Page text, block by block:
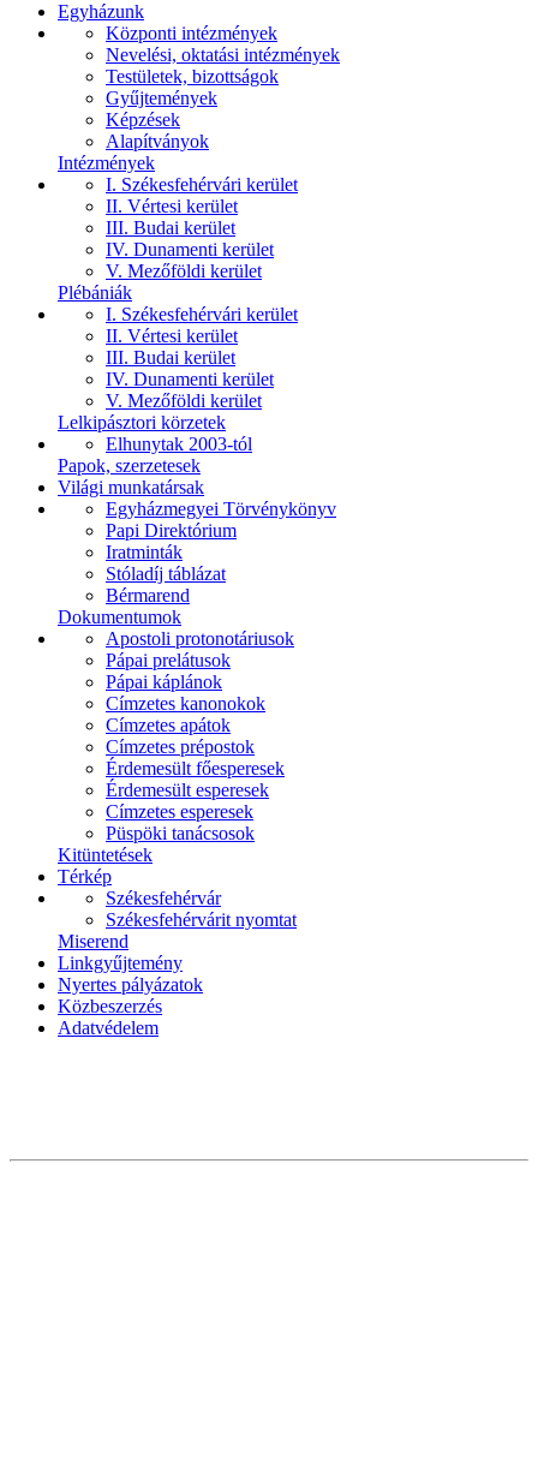
Egyházunk
Központi intézmények
Nevelési, oktatási intézmények
Testületek, bizottságok
Gyűjtemények
Képzések
Alapítványok
Intézmények
I. Székesfehérvári kerület
II. Vértesi kerület
III. Budai kerület
IV. Dunamenti kerület
V. Mezőföldi kerület
Plébániák
I. Székesfehérvári kerület
II. Vértesi kerület
III. Budai kerület
IV. Dunamenti kerület
V. Mezőföldi kerület
Lelkipásztori körzetek
Elhunytak 2003-tól
Papok, szerzetesek
Világi munkatársak
Egyházmegyei Törvénykönyv
Papi Direktórium
Iratminták
Stóladíj táblázat
Bérmarend
Dokumentumok
Apostoli protonotáriusok
Pápai prelátusok
Pápai káplánok
Címzetes kanonokok
Címzetes apátok
Címzetes prépostok
Érdemesült főesperesek
Érdemesült esperesek
Címzetes esperesek
Püspöki tanácsosok
Kitüntetések
Térkép
Székesfehérvár
Székesfehérvárit nyomtat
Miserend
Linkgyűjtemény
Nyertes pályázatok
Közbeszerzés
Adatvédelem